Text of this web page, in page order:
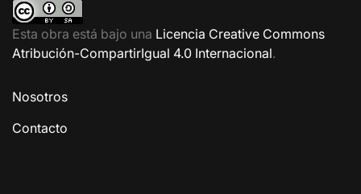
Esta obra está bajo una Licencia Creative Commons
Atribución-CompartirIgual 4.0 Internacional.
Nosotros
Contacto